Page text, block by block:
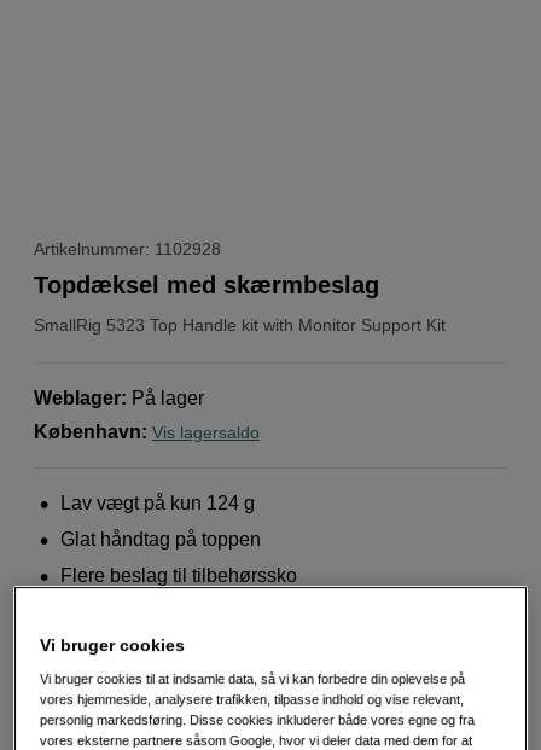
Artikelnummer: 1102928
SmallRig 5323 Top Handle kit with Monitor Support Kit
Topdæksel med skærmbeslag
Weblager: På lager
København: Vis lagersaldo
Lav vægt på kun 124 g
Glat håndtag på toppen
Flere beslag til tilbehørssko
799 DKK
Vi bruger cookies
Vi bruger cookies til at indsamle data, så vi kan forbedre din oplevelse på
vores hjemmeside, analysere trafikken, tilpasse indhold og vise relevant,
personlig markedsføring. Disse cookies inkluderer både vores egne og fra
vores eksterne partnere såsom Google, hvor vi deler data med dem for at